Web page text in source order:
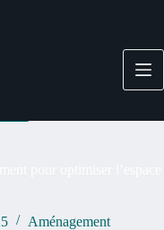
Aménagement